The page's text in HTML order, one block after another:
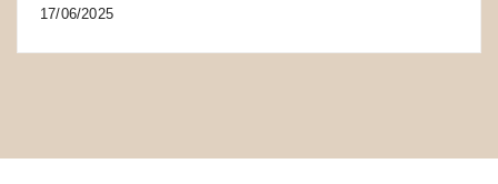
17/06/2025